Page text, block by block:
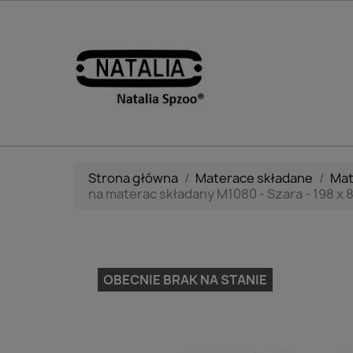
Strona główna Materace składane
na materac składany M1080 - Szara - 198 x
OBECNIE BRAK NA STANIE